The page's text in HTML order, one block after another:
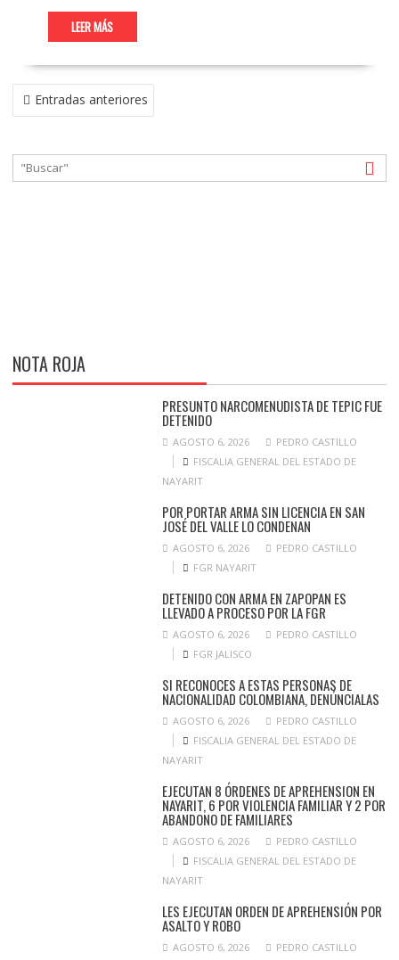
LEER MÁS
NAVEGACIÓN
DE Entradas anteriores
NOTA ROJA
PRESUNTO NARCOMENUDISTA DE TEPIC FUE
DETENIDO
AGOSTO 6, 2026
PEDRO CASTILLO
FISCALIA GENERAL DEL ESTADO DE
NAYARIT
POR PORTAR ARMA SIN LICENCIA EN SAN
JOSÉ DEL VALLE LO CONDENAN
AGOSTO 6, 2026
PEDRO CASTILLO
FGR NAYARIT
DETENIDO CON ARMA EN ZAPOPAN ES
LLEVADO A PROCESO POR LA FGR
AGOSTO 6, 2026
PEDRO CASTILLO
FGR JALISCO
SI RECONOCES A ESTAS PERSONAS DE
NACIONALIDAD COLOMBIANA, DENÚNCIALAS
AGOSTO 6, 2026
PEDRO CASTILLO
FISCALIA GENERAL DEL ESTADO DE
NAYARIT
EJECUTAN 8 ÓRDENES DE APREHENSION EN
NAYARIT, 6 POR VIOLENCIA FAMILIAR Y 2 POR
ABANDONO DE FAMILIARES
AGOSTO 6, 2026
PEDRO CASTILLO
FISCALIA GENERAL DEL ESTADO DE
NAYARIT
LES EJECUTAN ORDEN DE APREHENSIÓN POR
ASALTO Y ROBO
AGOSTO 6, 2026 PEDRO CASTILLO